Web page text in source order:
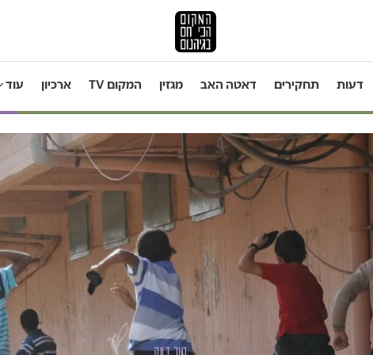
דעות תחקירים דאטה האב מגזין המקום TV ארכיון עוד
טור דעה